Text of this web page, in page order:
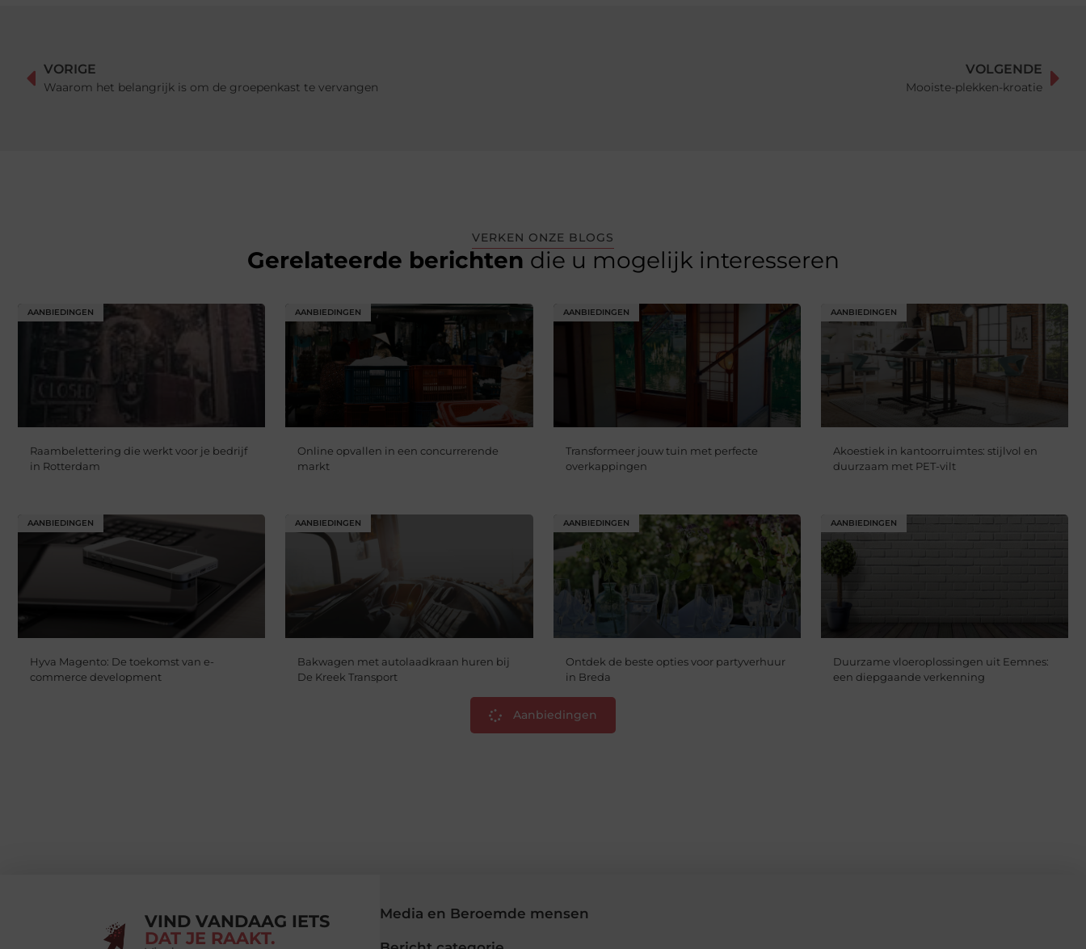
VORIGE
Waarom het belangrijk is om de groepenkast te vervangen
VOLGENDE
Mooiste-plekken-kroatie
VERKEN ONZE BLOGS
Gerelateerde berichten die u mogelijk interesseren
AANBIEDINGEN
Raambelettering die werkt voor je bedrijf
in Rotterdam
AANBIEDINGEN
Online opvallen in een concurrerende
markt
AANBIEDINGEN
Transformeer jouw tuin met perfecte
overkappingen
AANBIEDINGEN
Akoestiek in kantoorruimtes: stijlvol en
duurzaam met PET-vilt
AANBIEDINGEN
Hyva Magento: De toekomst van e-
commerce development
AANBIEDINGEN
Bakwagen met autolaadkraan huren bij
De Kreek Transport
AANBIEDINGEN
Ontdek de beste opties voor partyverhuur
in Breda
AANBIEDINGEN
Duurzame vloeroplossingen uit Eemnes:
een diepgaande verkenning
Aanbiedingen
VIND VANDAAG IETS
DAT JE RAAKT.
Media en Beroemde mensen